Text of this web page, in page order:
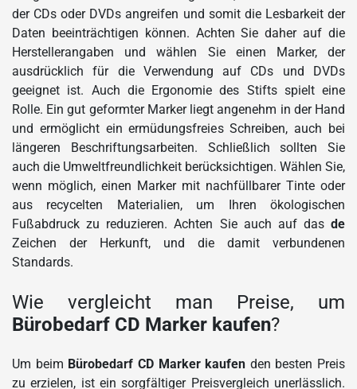
der CDs oder DVDs angreifen und somit die Lesbarkeit der
Daten beeinträchtigen können. Achten Sie daher auf die
Herstellerangaben und wählen Sie einen Marker, der
ausdrücklich für die Verwendung auf CDs und DVDs
geeignet ist. Auch die Ergonomie des Stifts spielt eine
Rolle. Ein gut geformter Marker liegt angenehm in der Hand
und ermöglicht ein ermüdungsfreies Schreiben, auch bei
längeren Beschriftungsarbeiten. Schließlich sollten Sie
auch die Umweltfreundlichkeit berücksichtigen. Wählen Sie,
wenn möglich, einen Marker mit nachfüllbarer Tinte oder
aus recycelten Materialien, um Ihren ökologischen
Fußabdruck zu reduzieren. Achten Sie auch auf das de
Zeichen der Herkunft, und die damit verbundenen
Standards.
Wie vergleicht man Preise, um
Bürobedarf CD Marker kaufen?
Um beim Bürobedarf CD Marker kaufen den besten Preis
zu erzielen, ist ein sorgfältiger Preisvergleich unerlässlich.